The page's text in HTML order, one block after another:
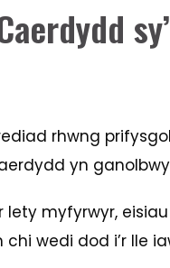
rhwng
yn
lety myfyrwyr,
wedi dod i’r lle